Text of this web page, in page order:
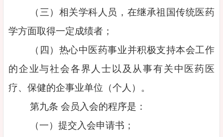
（三）相关学科人员，在继承祖国传统医药
学方面取得一定成绩者；
（四）热心中医药事业并积极支持本会工作
的企业与社会各界人士以及从事有关中医药医
疗、保健的企事业单位（个人）。
第九条 会员入会的程序是：
（一）提交入会申请书；